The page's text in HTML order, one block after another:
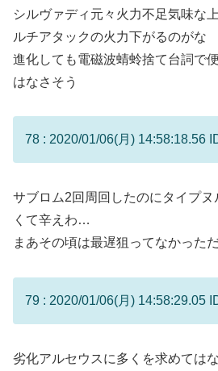
シルヴァディ元々火力不足気味な
ルチアタックの火力下がるのがな
進化しても電磁波蜻蛉捨て台詞で
はなさそう
78 : 2020/01/06(月) 14:58:18.56
サブロム2回周回したのにタイプ
くて辛えわ…
まあその頃は最遅狙ってなかった
79 : 2020/01/06(月) 14:58:29.05
劣化アルセウスに多くを求めては